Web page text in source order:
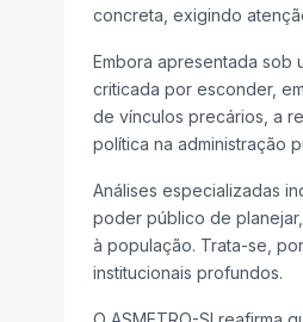
concreta, exigindo
Embora apresentada sob
criticada por esconder,
de vínculos precários, a
política na administração
Análises especializadas
poder público de
à população. Trata-se,
institucionais profundos.